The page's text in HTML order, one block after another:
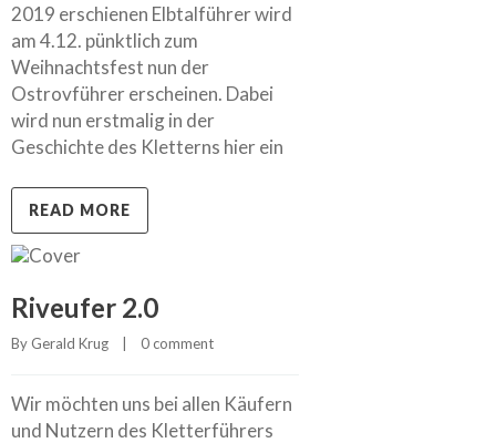
2019 erschienen Elbtalführer wird
am 4.12. pünktlich zum
Weihnachtsfest nun der
Ostrovführer erscheinen. Dabei
wird nun erstmalig in der
Geschichte des Kletterns hier ein
READ MORE
Riveufer 2.0
By Gerald Krug 0 comment
Wir möchten uns bei allen Käufern
und Nutzern des Kletterführers